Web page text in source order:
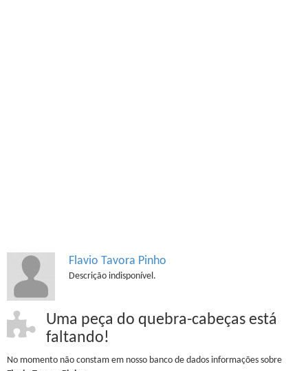
Flavio Tavora Pinho
Descrição indisponível.
Uma peça do quebra-cabeças está
faltando!
No momento não constam em nosso banco de dados informações sobre